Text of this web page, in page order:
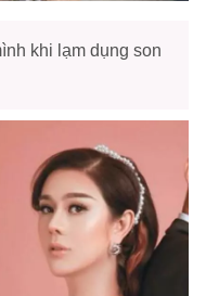
khi lạm dụng son